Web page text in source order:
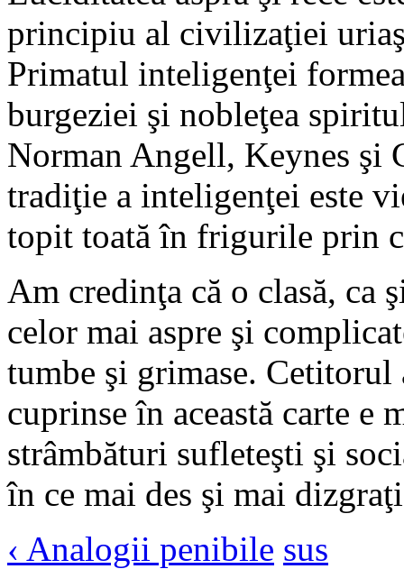
principiu al civilizaţiei
Primatul inteligenţei
burgeziei şi nobleţea
Norman Angell, Keynes şi
tradiţie a inteligenţei este
topit toată în frigurile prin
Am credinţa că o clasă, ca
celor mai aspre şi
tumbe şi grimase.
cuprinse în această carte e
strâmbături sufleteşti şi
în ce mai des şi mai
‹ Analogii penibile sus